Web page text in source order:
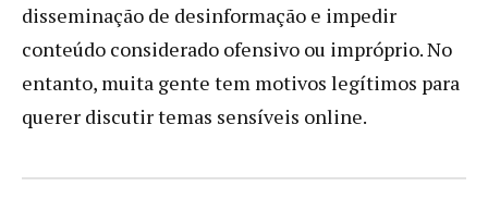
disseminação de desinformação e impedir
conteúdo considerado ofensivo ou impróprio. No
entanto, muita gente tem motivos legítimos para
querer discutir temas sensíveis online.